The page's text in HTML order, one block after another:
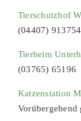
Tierschutzhof
(04407)
Tierheim
(03765) 65196
Katzenstation
Vorübergehend